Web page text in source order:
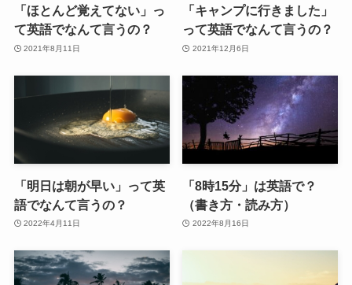
「ほとんど覚えてない」っ
て英語でなんて言うの？
2021年8月11日
「キャンプに行きました」
って英語でなんて言うの？
2021年12月6日
「明日は朝が早い」って英
語でなんて言うの？
2022年4月11日
「8時15分」は英語で？
（書き方・読み方）
2022年8月16日